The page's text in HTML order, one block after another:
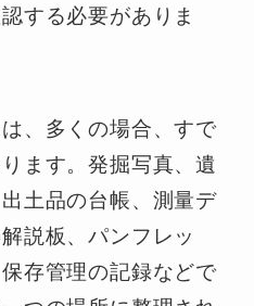
する必要がありま
、多くの場合、すで
ます。発掘写真、遺
土品の台帳、測量デ
説板、パンフレッ
存管理の記録などで